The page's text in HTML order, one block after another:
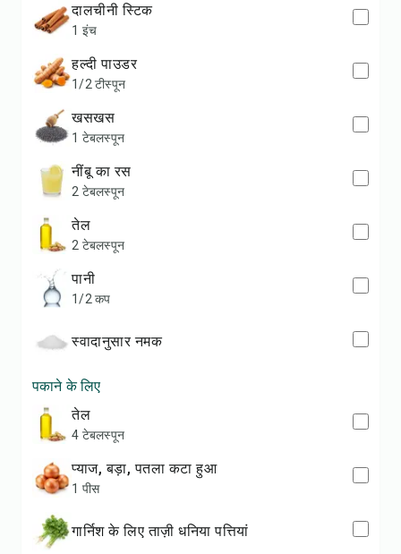
दालचीनी स्टिक
1 इंच
हल्दी पाउडर
1/2 टीस्पून
खसखस
1 टेबलस्पून
नींबू का रस
2 टेबलस्पून
तेल
2 टेबलस्पून
पानी
1/2 कप
स्वादानुसार नमक
पकाने के लिए
तेल
4 टेबलस्पून
प्याज, बड़ा, पतला कटा हुआ
1 पीस
गार्निश के लिए ताज़ी धनिया पत्तियां